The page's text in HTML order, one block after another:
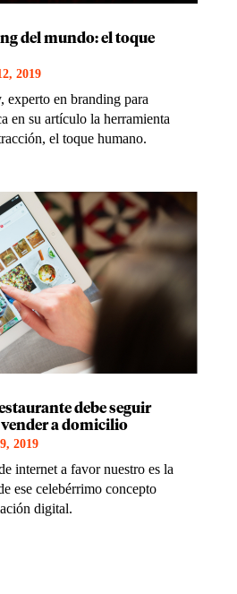
del mundo: el toque
2019
en branding para
en su artículo la herramienta
el toque humano.
debe seguir
a domicilio
2019
internet a favor nuestro es la
ese celebérrimo concepto
digital.